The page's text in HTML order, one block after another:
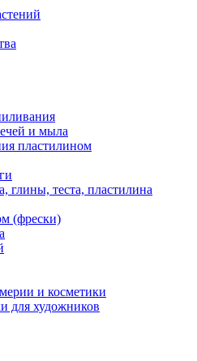
и мыла
пластилином
глины, теста, пластилина
(фрески)
и косметики
для художников